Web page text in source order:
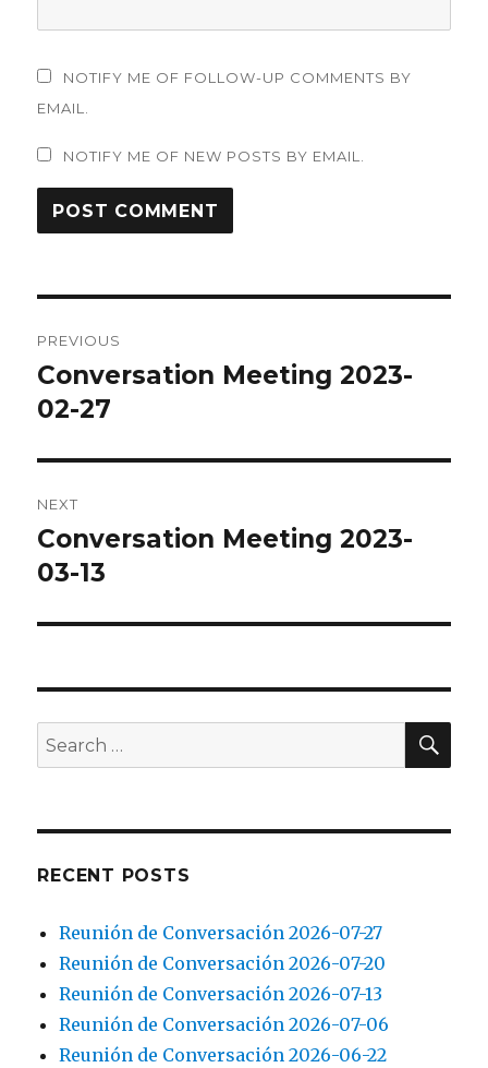
NOTIFY ME OF FOLLOW-UP COMMENTS BY
EMAIL.
NOTIFY ME OF NEW POSTS BY EMAIL.
navigation
PREVIOUS
Previous
post:
Conversation Meeting 2023-
02-27
NEXT
Next
post:
Conversation Meeting 2023-
03-13
Search
for:
RECENT POSTS
Reunión de Conversación 2026-07-27
Reunión de Conversación 2026-07-20
Reunión de Conversación 2026-07-13
Reunión de Conversación 2026-07-06
Reunión de Conversación 2026-06-22